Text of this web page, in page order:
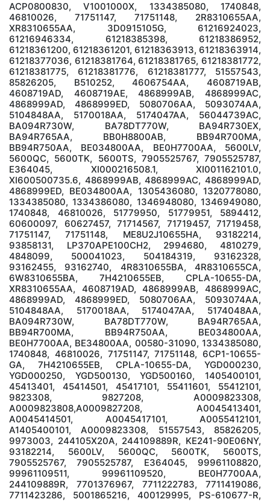
ACP0800830, V1001000X, 1334385080, 1740848,
46810026, 71751147, 71751148, 2R8310655AA,
XR8310655AA, 3D0915105G, 61216924023,
61216946334, 61218385398, 61218386952,
61218361200, 61218361201, 61218363913, 61218363914,
61218377036, 61218381764, 61218381765, 61218381772,
61218381775, 61218381776, 61218381777, 51557543,
85826205, B510252, 4606754AA, 4608719AB,
4608719AD, 4608719AE, 4868999AB, 4868999AC,
4868999AD, 4868999ED, 5080706AA, 5093074AA,
5104848AA, 5170018AA, 5174047AA, 56044739AC,
BA094R730W, BA78DT770W, BA94R730EX,
BA94R765AA, BB0H8800AB, BB94R700MA,
BB94R750AA, BE034800AA, BE0H7700AA, 5600LV,
5600QC, 5600TK, 5600TS, 7905525767, 7905525787,
E364045, XI000216508.1, XI001162101.0,
XI600500735.6, 4868999AB, 4868999AC, 4868999AD,
4868999ED, BE034800AA, 1305436080, 1320778080,
1334385080, 1334386080, 1346948080, 1346949080,
1740848, 46810026, 51779950, 51779951, 5894412,
60600097, 60627457, 71714567, 71719457, 71719458,
71751147, 71751148, ME8U2J10655HA, 93182214,
93858131, LP370APE100CH2, 2994680, 4810279,
4848099, 500041023, 504184319, 93162328,
93162455, 93162740, 4R8310655BA, 4R8310655CA,
6W8310655BA, 7H4210655EB, CPLA-10655-DA,
XR8310655AA, 4608719AD, 4868999AB, 4868999AC,
4868999AD, 4868999ED, 5080706AA, 5093074AA,
5104848AA, 5170018AA, 5174047AA, 5174048AA,
BA094R730W, BA78DT770W, BA94R765AA,
BB94R700MA, BB94R750AA, BE034800AA,
BE0H7700AA, BE34800AA, 00580-31090, 1334385080,
1740848, 46810026, 71751147, 71751148, 6CP1-10655-
GA, 7H4210655EB, CPLA-10655-DA, YGD000230,
YGD000250, YGD500130, YGD500160, 1405400101,
45413401, 45414501, 45417101, 55411601, 55412101,
9823308, 9827208, A0009823308,
A0009823808,A0009827208, A0045413401,
A0045414501, A0045417101, A0055412101,
A1405400101, А0009823308, 51557543, 85826205,
9973003, 244105X20A, 244109889R, KE241-90E06NY,
93182214, 5600LV, 5600QC, 5600TK, 5600TS,
7905525767, 7905525787, E364045, 99961108820,
99961109511, 99961109520, BE0H7700AA,
244109889R, 7701376967, 7711222783, 7711419086,
7711423286, 5001865216, 400129995, PS-610677-R,